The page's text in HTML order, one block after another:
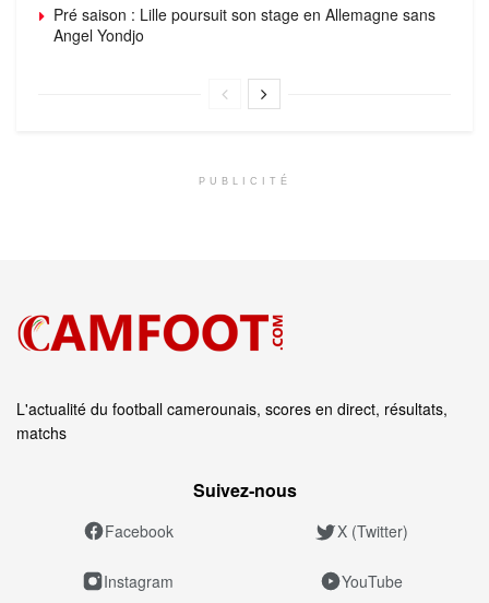
Pré saison : Lille poursuit son stage en Allemagne sans
Angel Yondjo
PUBLICITÉ
L'actualité du football camerounais, scores en direct, résultats,
matchs
Suivez‑nous
Facebook X (Twitter)
Instagram YouTube